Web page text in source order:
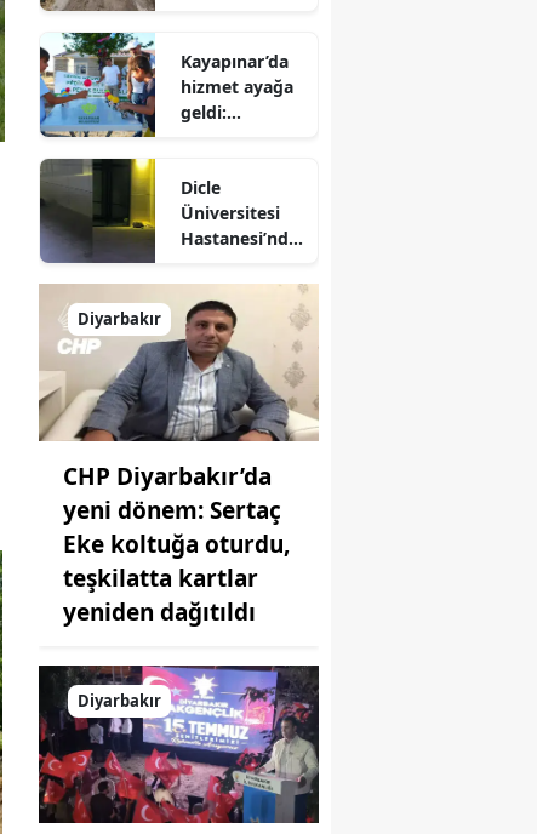
buluyor
Kayapınar’da
hizmet ayağa
geldi:
yüzler güldü
Dicle
Üniversitesi
Hastanesi’nde
anlar: Şifa
arayanlar
köpek
sürülerinin
arasında kaldı
Diyarbakır
CHP Diyarbakır’da
yeni dönem: Sertaç
Eke koltuğa oturdu,
teşkilatta kartlar
yeniden dağıtıldı
Diyarbakır